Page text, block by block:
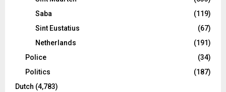
Saba
(119)
Sint Eustatius
(67)
Netherlands
(191)
Police
(34)
Politics
(187)
Dutch (4,783)